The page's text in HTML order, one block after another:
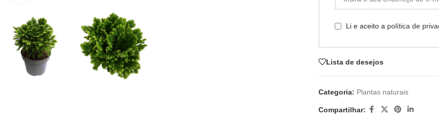
Li e aceito a política de
Lista de desejos
Categoria: Plantas naturais
Compartilhar: